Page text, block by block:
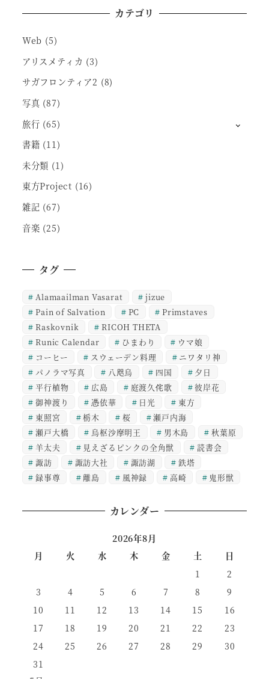
カテゴリ
Web (5)
アリスメティカ (3)
サガフロンティア2 (8)
写真 (87)
旅行 (65)
書籍 (11)
未分類 (1)
東方Project (16)
雑記 (67)
音楽 (25)
タグ
Alamaailman Vasarat
jizue
Pain of Salvation
PC
Primstaves
Raskovnik
RICOH THETA
Runic Calendar
ひまわり
ウマ娘
コーヒー
スウェーデン料理
ニワタリ神
パノラマ写真
八咫烏 四国
夕日
平行植物
広島 庭渡久侘歌
彼岸花
御神渡り
憑依華 日光
東方
東照宮
栃木 桜
瀬戸内海
瀬戸大橋
烏枢沙摩明王 男木島
秋葉原
羊太夫
見えざるピンクの全角獣
読書会
諏訪
諏訪大社 諏訪湖
鉄塔
録事尊
離島 風神録 高崎 鬼形獣
カレンダー
2026年8月
月
火 水 木 金 土
日
1
2
3
4 5 6 7 8
9
10
11 12 13 14 15
16
17
18 19 20 21 22
23
24
25 26 27 28 29
30
31